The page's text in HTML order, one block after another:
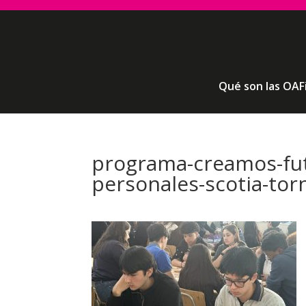
Qué son las
programa-creamos-
personales-scotia-